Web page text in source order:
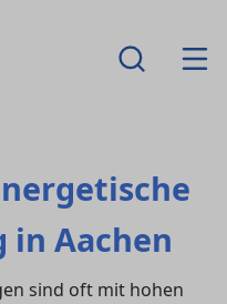
in Aachen
sind oft mit hohen